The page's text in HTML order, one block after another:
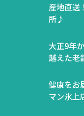
産地直送
所♪
大正9年
越えた老
健康をお
マン氷上